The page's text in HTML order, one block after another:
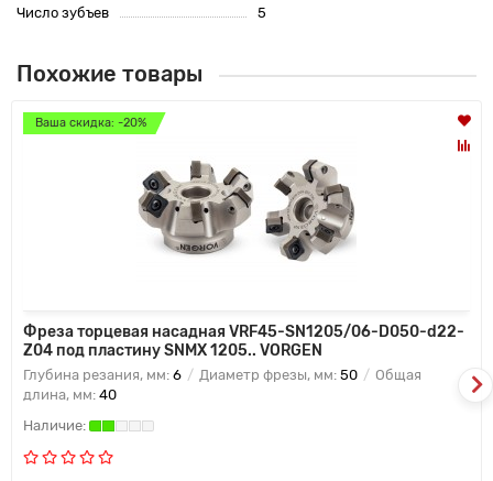
Число зубъев
5
Похожие товары
Ваша скидка: -20%
Фреза торцевая насадная VRF45-SN1205/06-D050-d22-
Z04 под пластину SNMX 1205.. VORGEN
Глубина резания, мм: 6 Диаметр фрезы, мм: 50
Общая
длина, мм: 40